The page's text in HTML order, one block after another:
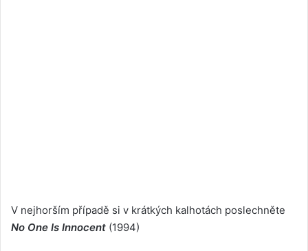
V nejhorším případě si v krátkých kalhotách poslechněte
No One Is Innocent (1994)